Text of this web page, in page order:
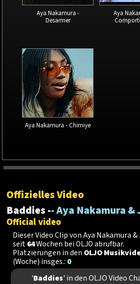
Aya Nakamura -
Desarmer
Aya
Aya Nakamura - Chimiye
Offizielles Video
Baddies -- Aya Nakamura &
Official video
Dieser Video Clip von Aya Nakamura
seit64Wochen bei OLJO abrufbar.
Platzierungen in den OLJO
(Woche) insges.: 0
'Baddies' in den OLJO Video